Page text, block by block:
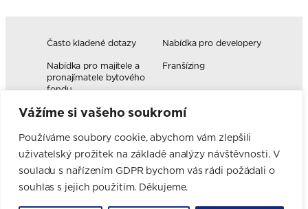
Vážíme si vašeho soukromí
Používáme soubory cookie, abychom vám zlepšili
uživatelský prožitek na základě analýzy návštěvnosti. V
souladu s nařízením GDPR bychom vás rádi požádali o
souhlas s jejich použitím. Děkujeme.
Často kladené dotazy
Nabídka pro developery
Nabídka pro majitele a
pronajímatele bytového
fondu
Franšízing
Volná pracovní místa
Blog
Novinky
Realizace kuchyní
Firemní hodnoty
Elektromobilita
Facebook
Instagram
YouTube
Pinterest
LinkedIn